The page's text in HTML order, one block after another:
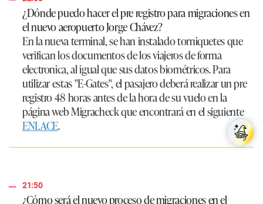
¿Dónde puedo hacer el pre registro para migraciones en
el nuevo aeropuerto Jorge Chávez?
En la nueva terminal, se han instalado torniquetes que
verifican los documentos de los viajeros de forma
electronica, al igual que sus datos biométricos. Para
utilizar estas "E-Gates", el pasajero deberá realizar un pre
registro 48 horas antes de la hora de su vuelo en la
página web Migracheck que encontrará en el siguiente
ENLACE.
21:50
¿Cómo será el nuevo proceso de migraciones en el